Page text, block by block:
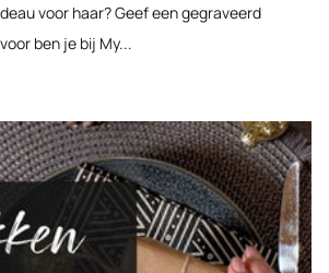
voor haar? Geef een gegraveerd
ben je bij My...